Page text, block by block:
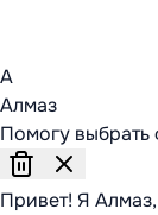
А
Алмаз
Помогу
Привет! Я